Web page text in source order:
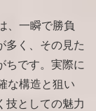
、一瞬で勝負
多く、その見た
ちです。実際に
な構造と狙い
技としての魅力